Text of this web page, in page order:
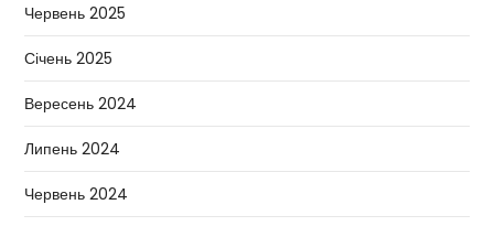
Червень 2025
Січень 2025
Вересень 2024
Липень 2024
Червень 2024